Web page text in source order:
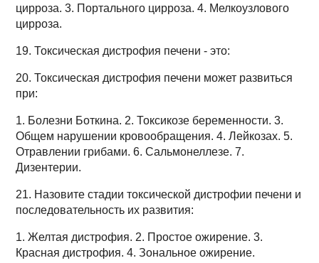
цирроза. 3. Портального цирроза. 4. Мелкоузлового
цирроза.
19. Токсическая дистрофия печени - это:
20. Токсическая дистрофия печени может развиться
при:
1. Болезни Боткина. 2. Токсикозе беременности. 3.
Общем нарушении кровообращения. 4. Лейкозах. 5.
Отравлении грибами. 6. Сальмонеллезе. 7.
Дизентерии.
21. Назовите стадии токсической дистрофии печени и
последовательность их развития:
1. Желтая дистрофия. 2. Простое ожирение. 3.
Красная дистрофия. 4. Зональное ожирение.